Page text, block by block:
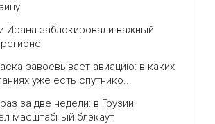
Ирана заблокировали важный
завоевывает авиацию: в каких
уже есть спутнико...
за две недели: в Грузии
масштабный блэкаут